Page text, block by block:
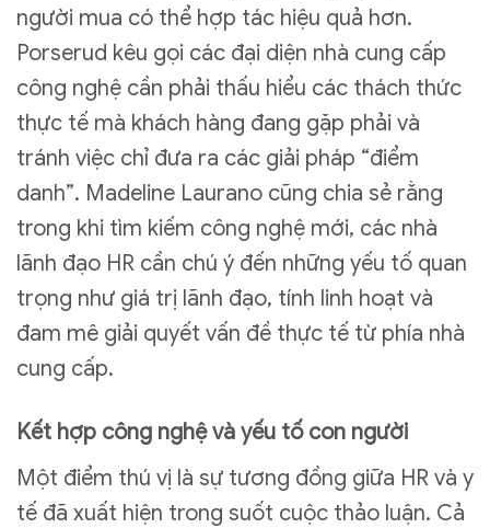
người mua có thể hợp tác hiệu quả hơn.
Porserud kêu gọi các đại diện nhà cung cấp
công nghệ cần phải thấu hiểu các thách thức
thực tế mà khách hàng đang gặp phải và
tránh việc chỉ đưa ra các giải pháp “điểm
danh”. Madeline Laurano cũng chia sẻ rằng
trong khi tìm kiếm công nghệ mới, các nhà
lãnh đạo HR cần chú ý đến những yếu tố quan
trọng như giá trị lãnh đạo, tính linh hoạt và
đam mê giải quyết vấn đề thực tế từ phía nhà
cung cấp.
Kết hợp công nghệ và yếu tố con người
Một điểm thú vị là sự tương đồng giữa HR và y
tế đã xuất hiện trong suốt cuộc thảo luận. Cả